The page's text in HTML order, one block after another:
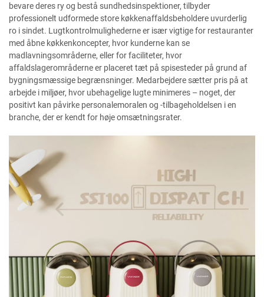
bevare deres ry og bestå sundhedsinspektioner, tilbyder
professionelt udformede store køkkenaffaldsbeholdere uvurderlig
ro i sindet. Lugtkontrolmulighederne er især vigtige for restauranter
med åbne køkkenkoncepter, hvor kunderne kan se
madlavningsområderne, eller for faciliteter, hvor
affaldslagerområderne er placeret tæt på spisesteder på grund af
bygningsmæssige begrænsninger. Medarbejdere sætter pris på at
arbejde i miljøer, hvor ubehagelige lugte minimeres – noget, der
positivt kan påvirke personalemoralen og -tilbageholdelsen i en
branche, der er kendt for høje omsætningsrater.